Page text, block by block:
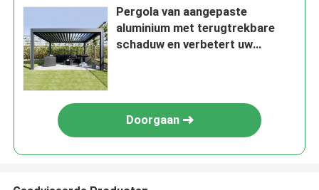
Pergola van aangepaste
aluminium met terugtrekbare
schaduw en verbetert uw
Doorgaan